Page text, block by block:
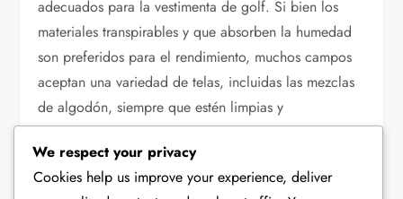
adecuados para la vestimenta de golf. Si bien los
materiales transpirables y que absorben la humedad
son preferidos para el rendimiento, muchos campos
aceptan una variedad de telas, incluidas las mezclas
de algodón, siempre que estén limpias y
presentables. Comprender los tipos de tela puede
mejorar la comodidad y el estilo en el campo.
We respect your privacy
Cookies help us improve your experience, deliver